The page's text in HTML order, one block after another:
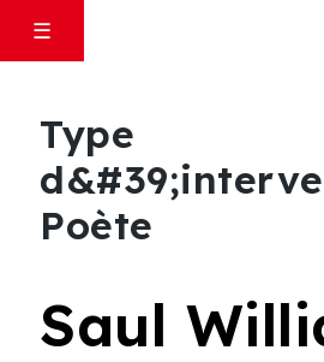
content
×
14e édition
Programme complet
Cinéastes / intervenants
☰
Type
Poète
Saul